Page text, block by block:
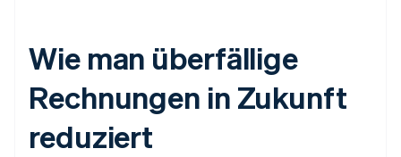
Wie man überfällige
Rechnungen in Zukunft
reduziert